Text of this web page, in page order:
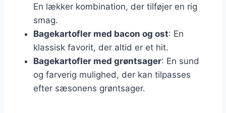
En lækker kombination, der tilføjer en rig
smag.
Bagekartofler med bacon og ost: En
klassisk favorit, der altid er et hit.
Bagekartofler med grøntsager: En sund
og farverig mulighed, der kan tilpasses
efter sæsonens grøntsager.